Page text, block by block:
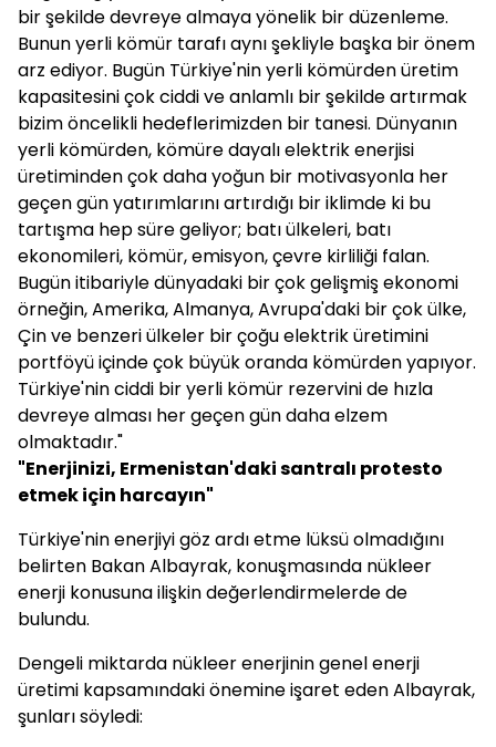
bir şekilde devreye almaya yönelik bir düzenleme.
Bunun yerli kömür tarafı aynı şekliyle başka bir önem
arz ediyor. Bugün Türkiye'nin yerli kömürden üretim
kapasitesini çok ciddi ve anlamlı bir şekilde artırmak
bizim öncelikli hedeflerimizden bir tanesi. Dünyanın
yerli kömürden, kömüre dayalı elektrik enerjisi
üretiminden çok daha yoğun bir motivasyonla her
geçen gün yatırımlarını artırdığı bir iklimde ki bu
tartışma hep süre geliyor; batı ülkeleri, batı
ekonomileri, kömür, emisyon, çevre kirliliği falan.
Bugün itibariyle dünyadaki bir çok gelişmiş ekonomi
örneğin, Amerika, Almanya, Avrupa'daki bir çok ülke,
Çin ve benzeri ülkeler bir çoğu elektrik üretimini
portföyü içinde çok büyük oranda kömürden yapıyor.
Türkiye'nin ciddi bir yerli kömür rezervini de hızla
devreye alması her geçen gün daha elzem
olmaktadır."
"Enerjinizi, Ermenistan'daki santralı protesto
etmek için harcayın"
Türkiye'nin enerjiyi göz ardı etme lüksü olmadığını
belirten Bakan Albayrak, konuşmasında nükleer
enerji konusuna ilişkin değerlendirmelerde de
bulundu.
Dengeli miktarda nükleer enerjinin genel enerji
üretimi kapsamındaki önemine işaret eden Albayrak,
şunları söyledi: